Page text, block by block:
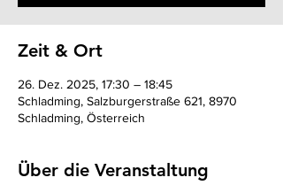
Zeit & Ort
26. Dez. 2025, 17:30 – 18:45
Schladming, Salzburgerstraße 621, 8970
Schladming, Österreich
Über die Veranstaltung